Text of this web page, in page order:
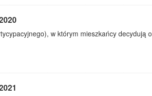
w którym mieszkańcy decydują o